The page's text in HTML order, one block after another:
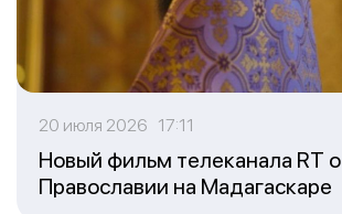
20 июля 2026 17:11
Новый фильм телеканала RT о
Православии на Мадагаскаре